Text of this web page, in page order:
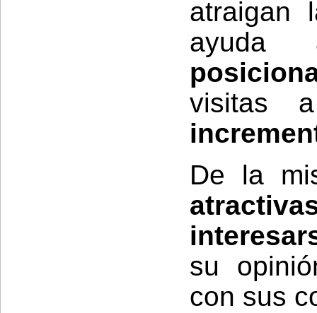
atraigan
visitas
De la
su
con sus